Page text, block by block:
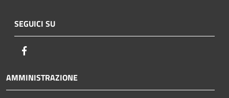
SEGUICI SU
AMMINISTRAZIONE